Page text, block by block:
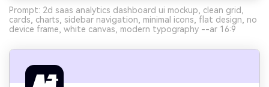
Prompt: 2d saas analytics dashboard ui mockup, clean grid,
cards, charts, sidebar navigation, minimal icons, flat design, no
device frame, white canvas, modern typography --ar 16:9